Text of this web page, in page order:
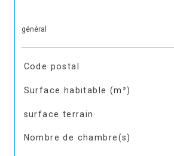
général
TRAD_SIROCCO_Caracteristique
Code postal
Surface habitable (m²)
surface terrain
Nombre de chambre(s)